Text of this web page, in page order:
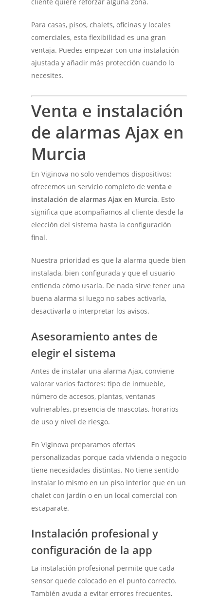
Para casas, pisos, chalets, oficinas y locales
comerciales, esta flexibilidad es una gran
ventaja. Puedes empezar con una instalación
ajustada y añadir más protección cuando lo
necesites.
Venta e instalación
de alarmas Ajax en
Murcia
En Viginova no solo vendemos dispositivos:
ofrecemos un servicio completo deventa e
instalación de alarmas Ajax en Murcia. Esto
significa que acompañamos al cliente desde la
elección del sistema hasta la configuración
final.
Nuestra prioridad es que la alarma quede bien
instalada, bien configurada y que el usuario
entienda cómo usarla. De nada sirve tener una
buena alarma si luego no sabes activarla,
desactivarla o interpretar los avisos.
Asesoramiento antes de
elegir el sistema
Antes de instalar una alarma Ajax, conviene
valorar varios factores: tipo de inmueble,
número de accesos, plantas, ventanas
vulnerables, presencia de mascotas, horarios
de uso y nivel de riesgo.
En Viginova preparamos ofertas
personalizadas porque cada vivienda o negocio
tiene necesidades distintas. No tiene sentido
instalar lo mismo en un piso interior que en un
chalet con jardín o en un local comercial con
escaparate.
Instalación profesional y
configuración de la app
La instalación profesional permite que cada
sensor quede colocado en el punto correcto.
También ayuda a evitar errores frecuentes,